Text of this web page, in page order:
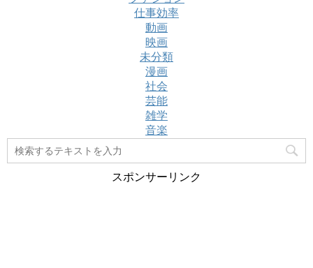
仕事効率
動画
映画
未分類
漫画
社会
芸能
雑学
音楽
スポンサーリンク